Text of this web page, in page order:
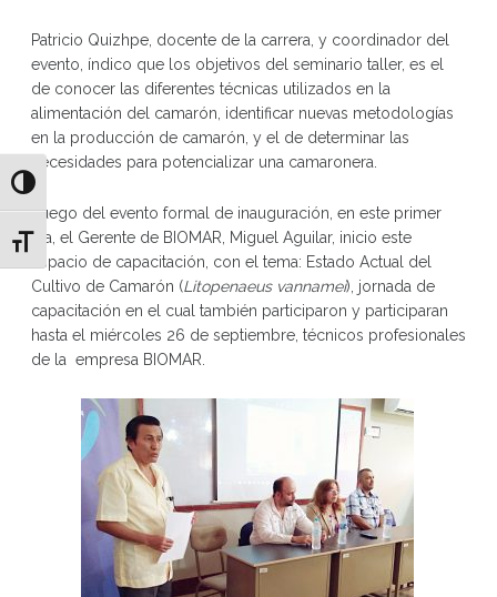
Alternar alto contraste
Alternar tamaño de letra
Patricio Quizhpe, docente de la carrera, y coordinador del
evento, índico que los objetivos del seminario taller, es el
de conocer las diferentes técnicas utilizados en la
alimentación del camarón, identificar nuevas metodologías
en la producción de camarón, y el de determinar las
necesidades para potencializar una camaronera.
Luego del evento formal de inauguración, en este primer
día, el Gerente de BIOMAR, Miguel Aguilar, inicio este
espacio de capacitación, con el tema: Estado Actual del
Cultivo de Camarón (Litopenaeus vannamei), jornada de
capacitación en el cual también participaron y participaran
hasta el miércoles 26 de septiembre, técnicos profesionales
de la empresa BIOMAR.